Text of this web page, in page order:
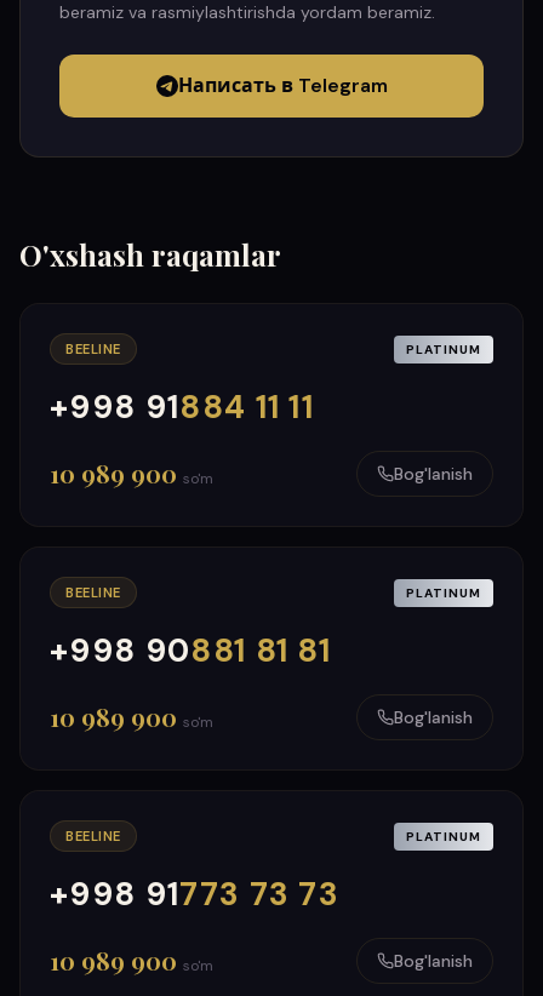
beramiz va rasmiylashtirishda yordam beramiz.
Написать в Telegram
O'xshash raqamlar
BEELINE PLATINUM
+998 91884 11 11
000
999
10 989 900 so'm Bog'lanish
BEELINE PLATINUM
+998 90881 81 81
000
999
10 989 900 so'm Bog'lanish
BEELINE PLATINUM
+998 91773 73 73
000
999
10 989 900 so'm Bog'lanish